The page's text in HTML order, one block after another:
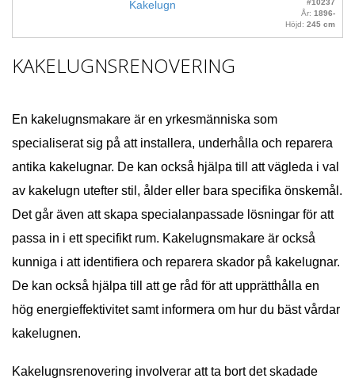
Kakelugn
#10237
År: 1896-
Höjd: 245 cm
KAKELUGNSRENOVERING
En kakelugnsmakare är en yrkesmänniska som
specialiserat sig på att installera, underhålla och reparera
antika kakelugnar. De kan också hjälpa till att vägleda i val
av kakelugn utefter stil, ålder eller bara specifika önskemål.
Det går även att skapa specialanpassade lösningar för att
passa in i ett specifikt rum. Kakelugnsmakare är också
kunniga i att identifiera och reparera skador på kakelugnar.
De kan också hjälpa till att ge råd för att upprätthålla en
hög energieffektivitet samt informera om hur du bäst vårdar
kakelugnen.
Kakelugnsrenovering involverar att ta bort det skadade